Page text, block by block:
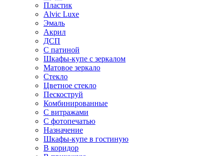
Пластик
Alvic Luxe
Эмаль
Акрил
ДСП
С патиной
Шкафы-купе с зеркалом
Матовое зеркало
Стекло
Цветное стекло
Пескоструй
Комбинированные
С витражами
С фотопечатью
Назначение
Шкафы-купе в гостиную
В коридор